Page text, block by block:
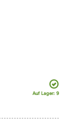
Auf Lager: 9